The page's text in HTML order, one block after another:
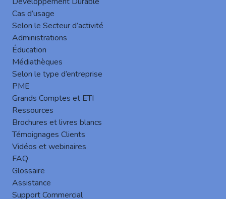
Cas d’usage
Selon le Secteur d’activité
Administrations
Éducation
Médiathèques
Selon le type d’entreprise
PME
Grands Comptes et ETI
Ressources
Brochures et livres blancs
Témoignages Clients
Vidéos et webinaires
FAQ
Glossaire
Assistance
Support Commercial
Nom d’utilisateur,
Nom d’utilisateur et mot de passe,
Authentification par carte RFID (badge
d’accès),
Authentification par carte RFID (badge
d’accès) + Code PIN,
Code d’impression : Accès via un code
Connexion invitée : Accès limité pour les
utilisateurs temporaires..